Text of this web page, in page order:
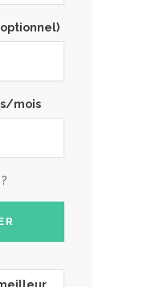
mois